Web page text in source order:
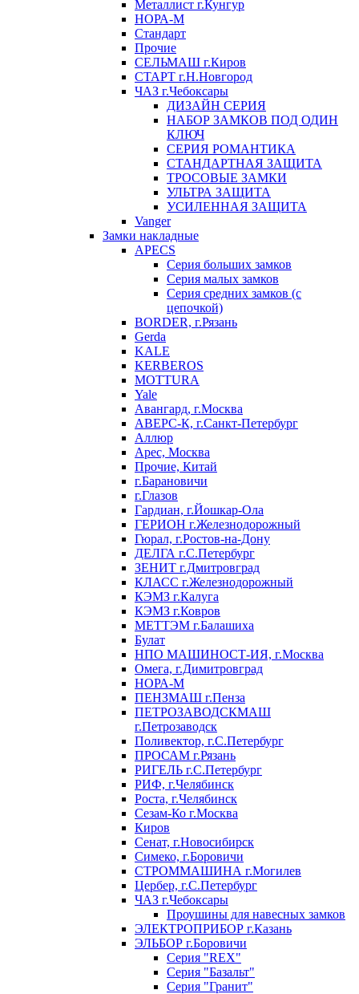
Металлист г.Кунгур
НОРА-М
Стандарт
Прочие
СЕЛЬМАШ г.Киров
СТАРТ г.Н.Новгород
ЧАЗ г.Чебоксары
ДИЗАЙН СЕРИЯ
НАБОР ЗАМКОВ ПОД ОДИН
КЛЮЧ
СЕРИЯ РОМАНТИКА
СТАНДАРТНАЯ ЗАЩИТА
ТРОСОВЫЕ ЗАМКИ
УЛЬТРА ЗАЩИТА
УСИЛЕННАЯ ЗАЩИТА
Vanger
Замки накладные
APECS
Серия больших замков
Серия малых замков
Серия средних замков (с
цепочкой)
BORDER, г.Рязань
Gerda
KALE
KERBEROS
MOTTURA
Yale
Авангард, г.Москва
АВЕРС-К, г.Санкт-Петербург
Аллюр
Арес, Москва
Прочие, Китай
г.Барановичи
г.Глазов
Гардиан, г.Йошкар-Ола
ГЕРИОН г.Железнодорожный
Гюрал, г.Ростов-на-Дону
ДЕЛГА г.С.Петербург
ЗЕНИТ г.Дмитровград
КЛАСС г.Железнодорожный
КЭМЗ г.Калуга
КЭМЗ г.Ковров
МЕТТЭМ г.Балашиха
Булат
НПО МАШИНОСТ-ИЯ, г.Москва
Омега, г.Димитровград
НОРА-М
ПЕНЗМАШ г.Пенза
ПЕТРОЗАВОДСКМАШ
г.Петрозаводск
Поливектор, г.С.Петербург
ПРОСАМ г.Рязань
РИГЕЛЬ г.С.Петербург
РИФ, г.Челябинск
Роста, г.Челябинск
Сезам-Ко г.Москва
Киров
Сенат, г.Новосибирск
Симеко, г.Боровичи
СТРОММАШИНА г.Могилев
Цербер, г.С.Петербург
ЧАЗ г.Чебоксары
Проушины для навесных замков
ЭЛЕКТРОПРИБОР г.Казань
ЭЛЬБОР г.Боровичи
Серия "REX"
Серия "Базальт"
Серия "Гранит"